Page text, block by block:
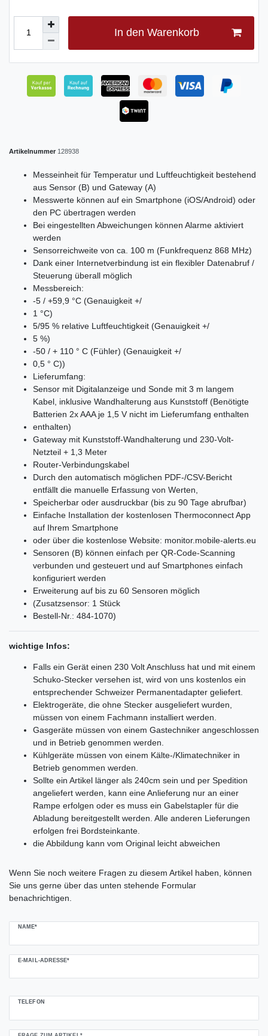
In den Warenkorb
Artikelnummer 128938
Messeinheit für Temperatur und Luftfeuchtigkeit bestehend
aus Sensor (B) und Gateway (A)
Messwerte können auf ein Smartphone (iOS/Android) oder
den PC übertragen werden
Bei eingestellten Abweichungen können Alarme aktiviert
werden
Sensorreichweite von ca. 100 m (Funkfrequenz 868 MHz)
Dank einer Internetverbindung ist ein flexibler Datenabruf /
Steuerung überall möglich
Messbereich:
-5 / +59,9 °C (Genauigkeit +/
1 °C)
5/95 % relative Luftfeuchtigkeit (Genauigkeit +/
5 %)
-50 / + 110 ° C (Fühler) (Genauigkeit +/
0,5 ° C))
Lieferumfang:
Sensor mit Digitalanzeige und Sonde mit 3 m langem
Kabel, inklusive Wandhalterung aus Kunststoff (Benötigte
Batterien 2x AAA je 1,5 V nicht im Lieferumfang enthalten
enthalten)
Gateway mit Kunststoff-Wandhalterung und 230-Volt-
Netzteil + 1,3 Meter
Router-Verbindungskabel
Durch den automatisch möglichen PDF-/CSV-Bericht
entfällt die manuelle Erfassung von Werten,
Speicherbar oder ausdruckbar (bis zu 90 Tage abrufbar)
Einfache Installation der kostenlosen Thermoconnect App
auf Ihrem Smartphone
oder über die kostenlose Website: monitor.mobile-alerts.eu
Sensoren (B) können einfach per QR-Code-Scanning
verbunden und gesteuert und auf Smartphones einfach
konfiguriert werden
Erweiterung auf bis zu 60 Sensoren möglich
(Zusatzsensor: 1 Stück
Bestell-Nr.: 484-1070)
wichtige Infos:
Falls ein Gerät einen 230 Volt Anschluss hat und mit einem
Schuko-Stecker versehen ist, wird von uns kostenlos ein
entsprechender Schweizer Permanentadapter geliefert.
Elektrogeräte, die ohne Stecker ausgeliefert wurden,
müssen von einem Fachmann installiert werden.
Gasgeräte müssen von einem Gastechniker angeschlossen
und in Betrieb genommen werden.
Kühlgeräte müssen von einem Kälte-/Klimatechniker in
Betrieb genommen werden.
Sollte ein Artikel länger als 240cm sein und per Spedition
angeliefert werden, kann eine Anlieferung nur an einer
Rampe erfolgen oder es muss ein Gabelstapler für die
Abladung bereitgestellt werden. Alle anderen Lieferungen
erfolgen frei Bordsteinkante.
die Abbildung kann vom Original leicht abweichen
Wenn Sie noch weitere Fragen zu diesem Artikel haben, können
Sie uns gerne über das unten stehende Formular
benachrichtigen.
NAME*
E-MAIL-ADRESSE*
TELEFON